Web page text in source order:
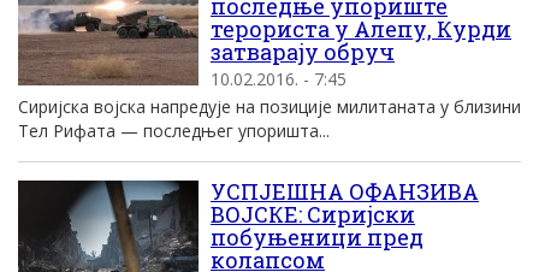
последње упориште
терориста у Алепу, Курди
затварају обруч
10.02.2016. - 7:45
Сиријска војска напредује на позиције милитаната у близини
Тел Рифата — последњег упоришта...
УСПЈЕШНА ОФАНЗИВА
ВОЈСКЕ: Сиријски
побуњеници пред
колапсом